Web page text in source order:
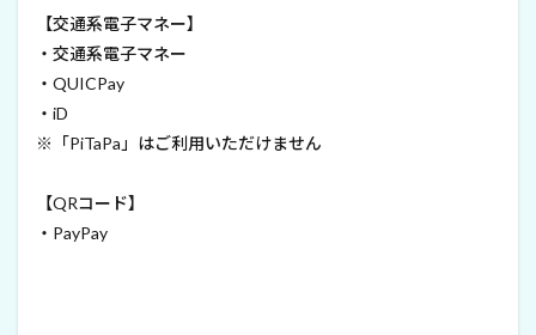
【交通系電子マネー】
・交通系電子マネー
・QUICPay
・iD
※「PiTaPa」はご利用いただけません
【QRコード】
・PayPay